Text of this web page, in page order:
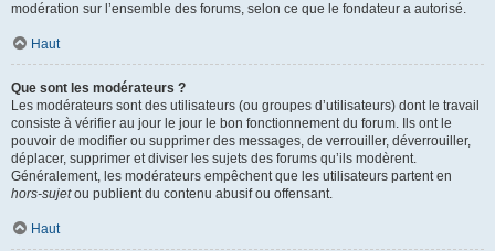
modération sur l’ensemble des forums, selon ce que le fondateur a autorisé.
Haut
Que sont les modérateurs ?
Les modérateurs sont des utilisateurs (ou groupes d’utilisateurs) dont le travail
consiste à vérifier au jour le jour le bon fonctionnement du forum. Ils ont le
pouvoir de modifier ou supprimer des messages, de verrouiller, déverrouiller,
déplacer, supprimer et diviser les sujets des forums qu’ils modèrent.
Généralement, les modérateurs empêchent que les utilisateurs partent en
hors-sujetou publient du contenu abusif ou offensant.
Haut